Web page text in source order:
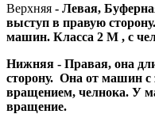
Верхняя - Левая,
выступ в правую
машин. Класса 2 М , с
Нижняя - Правая, она
сторону. Она от машин
вращением, челнока. У
вращение.